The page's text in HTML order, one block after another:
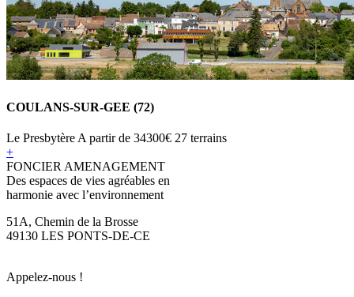
COULANS-SUR-GEE (72)
Le Presbytère A partir de 34300€ 27 terrains
+
FONCIER AMENAGEMENT
Des espaces de vies agréables en
harmonie avec l’environnement
51A, Chemin de la Brosse
49130 LES PONTS-DE-CE
Appelez-nous !